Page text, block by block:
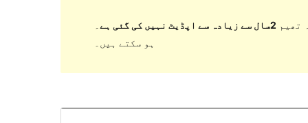
تھیم 2سال سے زیادہ سے اپڈیٹ نہیں کی گئی ہے
ہو سکتے ہیں۔